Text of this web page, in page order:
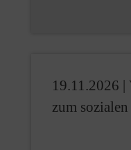
19.11.2026 |
zum